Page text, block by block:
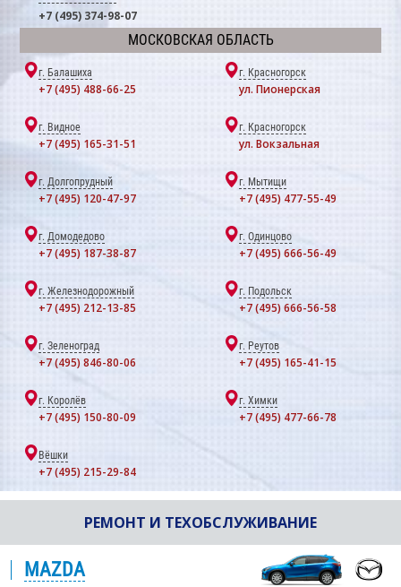
+7 (495) 374-98-07
МОСКОВСКАЯ ОБЛАСТЬ
г. Балашиха
+7 (495) 488-66-25
г. Красногорск
ул. Пионерская
г. Видное
+7 (495) 165-31-51
г. Красногорск
ул. Вокзальная
г. Долгопрудный
+7 (495) 120-47-97
г. Мытищи
+7 (495) 477-55-49
г. Домодедово
+7 (495) 187-38-87
г. Одинцово
+7 (495) 666-56-49
г. Железнодорожный
+7 (495) 212-13-85
г. Подольск
+7 (495) 666-56-58
г. Зеленоград
+7 (495) 846-80-06
г. Реутов
+7 (495) 165-41-15
г. Королёв
+7 (495) 150-80-09
г. Химки
+7 (495) 477-66-78
Вёшки
+7 (495) 215-29-84
РЕМОНТ И ТЕХОБСЛУЖИВАНИЕ
MAZDA